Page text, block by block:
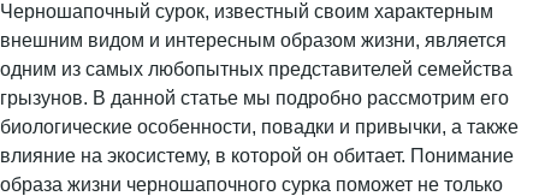
Черношапочный сурок, известный своим характерным
внешним видом и интересным образом жизни, является
одним из самых любопытных представителей семейства
грызунов. В данной статье мы подробно рассмотрим его
биологические особенности, повадки и привычки, а также
влияние на экосистему, в которой он обитает. Понимание
образа жизни черношапочного сурка поможет не только